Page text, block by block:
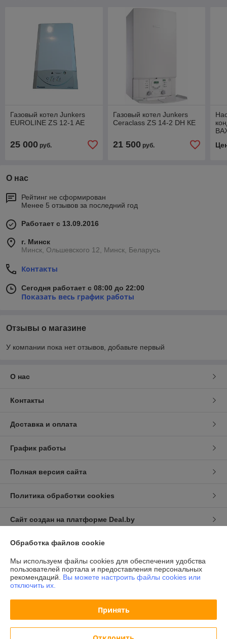
Газовый котел Junkers
EUROLINE ZS 12-1 AE
25 000 руб.
Газовый котел Junkers
Ceraclass ZS 14-2 DH КE
21 500руб.
О нас
Рейтинг не сформирован
Менее 5 отзывов за последний год
Работает с 13.09.2016
г. Минск
Минск, Ольшевского 12, Минск, Беларусь
Контакты
Сегодня работает с 08:00 до 22:00
Показать весь график работы
Отзывы о магазине
У компании пока нет отзывов, добавьте первый
О нас
Контакты
Доставка и оплата
График работы
Полная версия сайта
Политика обработки cookies
Сайт создан на платформе Deal.by
Индивидуальный предприниматель:ИП Халявко Владимир
Анатольевич
220141, г. Минск, ул. Ф. Скорины 37-72
Регистрационный номер ЕГР: 193207107
Регистрационный орган: Минский горисполком
Обработка файлов cookie
Мы используем файлы cookies для обеспечения удобства
пользователей портала и предоставления персональных
рекомендаций. Вы можете настроить файлы cookies или
отключить их.
Принять